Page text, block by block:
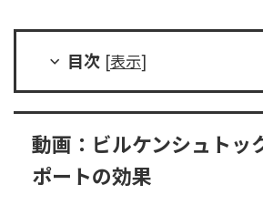
目次 [表示]
動画：ビルケンシュトッ
ポートの効果